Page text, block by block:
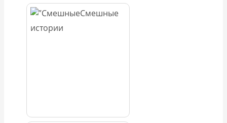
Смешные
истории